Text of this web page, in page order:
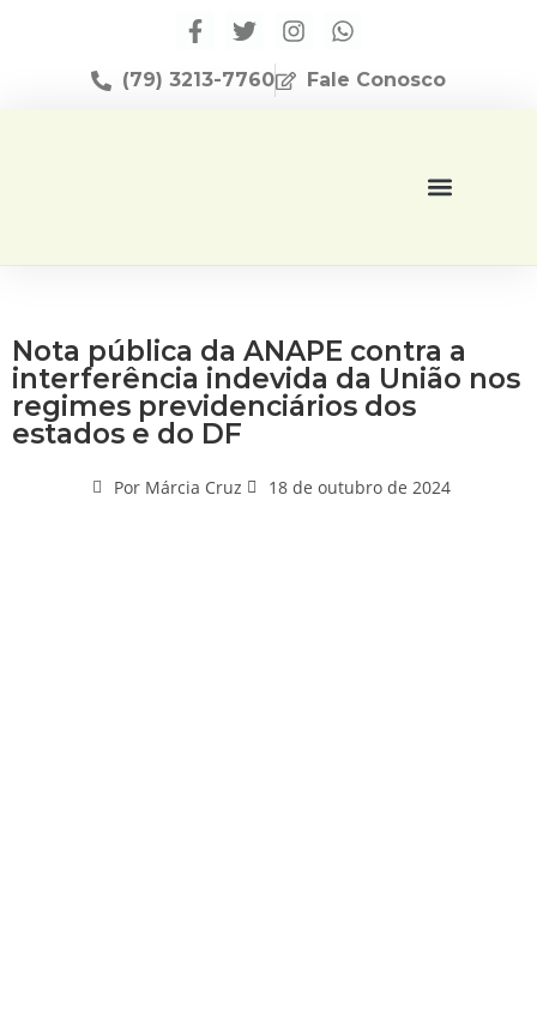
(79) 3213-7760 Fale Conosco
Nota pública da ANAPE contra a
interferência indevida da União nos
regimes previdenciários dos
estados e do DF
PorMárcia Cruz 18 de outubro de 2024